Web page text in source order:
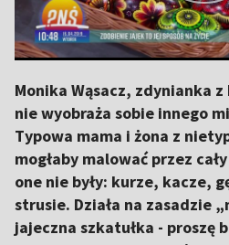
Monika Wąsacz, zdynianka
nie wyobraża sobie innego
Typowa mama i żona z
mogłaby malować przez
one nie były: kurze, kacze,
strusie. Działa na zasadzie
jajeczna szkatułka - proszę